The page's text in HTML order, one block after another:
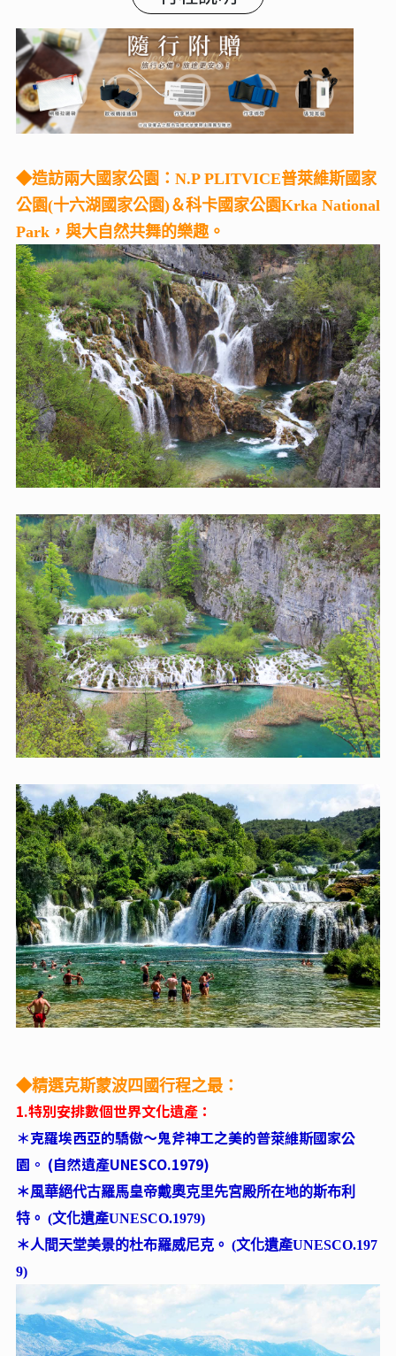
◆造訪兩大國家公園：N.P PLITVICE普萊維斯國家
公園(十六湖國家公園)＆科卡國家公園Krka National
Park，與大自然共舞的樂趣。
◆精選克斯蒙波四國行程之最：
1.特別安排數個世界文化遺產：
＊克羅埃西亞的驕傲～鬼斧神工之美的普萊維斯國家公
園。 (自然遺產UNESCO.1979)
＊風華絕代古羅馬皇帝戴奧克里先宮殿所在地的斯布利
特。 (文化遺產UNESCO.1979)
＊人間天堂美景的杜布羅威尼克。 (文化遺產UNESCO.197
9)